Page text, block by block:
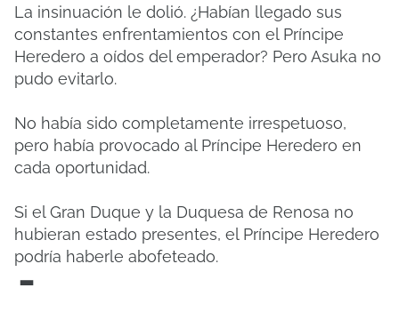
La insinuación le dolió. ¿Habían llegado sus
constantes enfrentamientos con el Príncipe
Heredero a oídos del emperador? Pero Asuka no
pudo evitarlo.
No había sido completamente irrespetuoso,
pero había provocado al Príncipe Heredero en
cada oportunidad.
Si el Gran Duque y la Duquesa de Renosa no
hubieran estado presentes, el Príncipe Heredero
podría haberle abofeteado.
-